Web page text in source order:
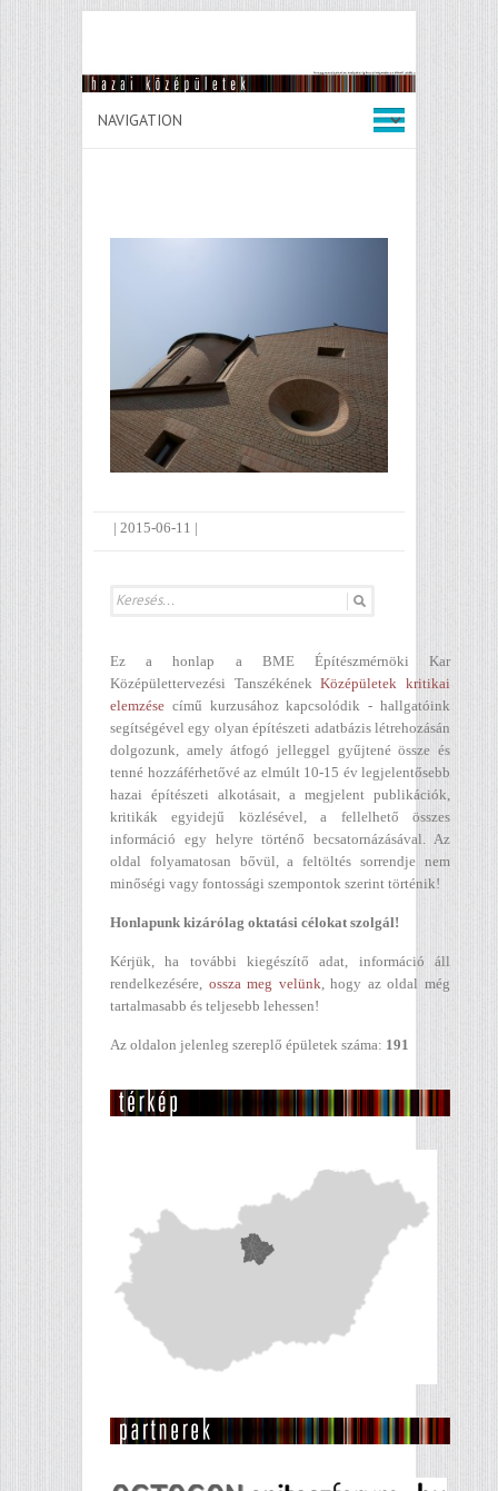
| 2015-06-11 |
Ez a honlap a BME Építészmérnöki Kar
Középülettervezési TanszékénekKözépületek kritikai
elemzése című kurzusához kapcsolódik - hallgatóink
segítségével egy olyan építészeti adatbázis létrehozásán
dolgozunk, amely átfogó jelleggel gyűjtené össze és
tenné hozzáférhetővé az elmúlt 10-15 év legjelentősebb
hazai építészeti alkotásait, a megjelent publikációk,
kritikák egyidejű közlésével, a fellelhető összes
információ egy helyre történő becsatornázásával. Az
oldal folyamatosan bővül, a feltöltés sorrendje nem
minőségi vagy fontossági szempontok szerint történik!
Honlapunk kizárólag oktatási célokat szolgál!
Kérjük, ha további kiegészítő adat, információ áll
rendelkezésére, ossza meg velünk, hogy az oldal még
tartalmasabb és teljesebb lehessen!
Az oldalon jelenleg szereplő épületek száma: 191